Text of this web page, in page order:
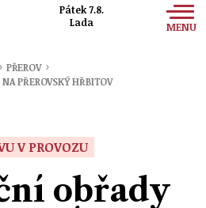
Pátek 7.8.
Lada
MENU
› PŘEROV ›
PŘEROVSKÝ HŘBITOV
V PROVOZU
obřady